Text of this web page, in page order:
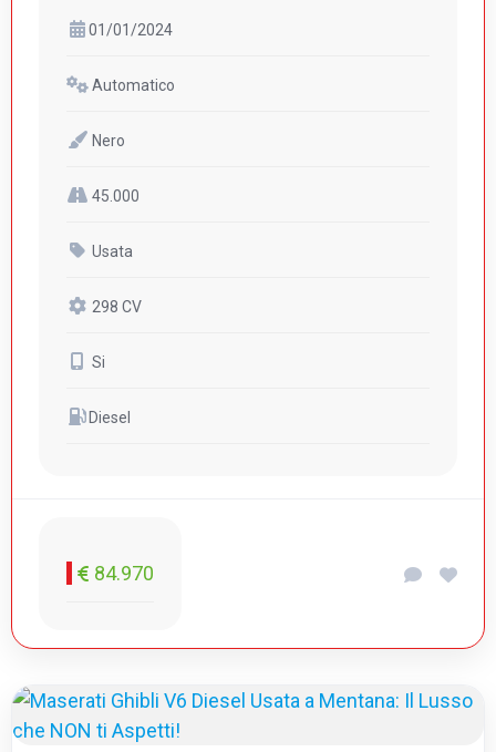
01/01/2024
Automatico
Nero
45.000
Usata
298 CV
Si
Diesel
84.970